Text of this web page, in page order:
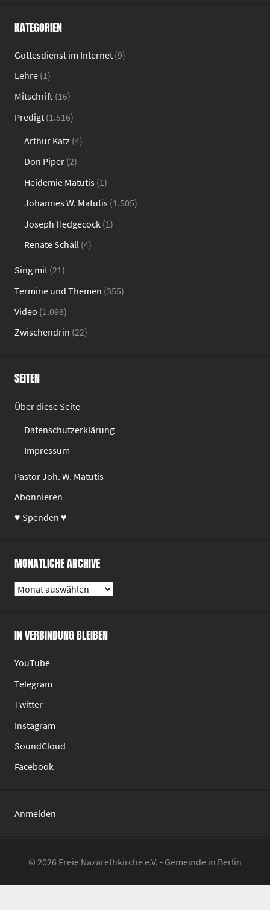
KATEGORIEN
Gottesdienst im Internet (9)
Lehre (1)
Mitschrift (16)
Predigt (1.516)
Arthur Katz (4)
Don Piper (2)
Heidemie Matutis (1)
Johannes W. Matutis (1.505)
Joseph Hedgecock (1)
Renate Schall (4)
Sing mit (21)
Termine und Themen (355)
Video (1.096)
Zwischendrin (22)
SEITEN
Über diese Seite
Datenschutzerklärung
Impressum
Pastor Joh. W. Matutis
Abonnieren
♥ Spenden ♥
MONATLICHE ARCHIVE
Monatliche
IN VERBINDUNG BLEIBEN
YouTube
Telegram
Twitter
Instagram
SoundCloud
Facebook
Anmelden
© 2026 Freie Nazarethkirche e.V. - Gemeinde in Berlin